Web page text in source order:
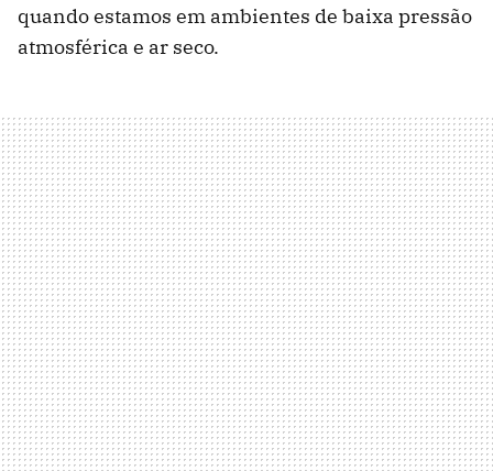
quando estamos em ambientes de baixa pressão
atmosférica e ar seco.